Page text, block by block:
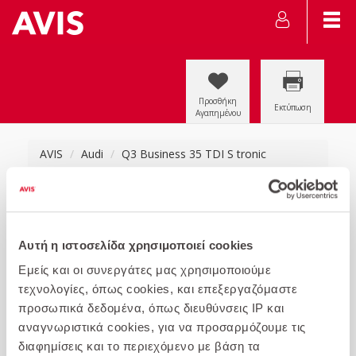
Αυτή η ιστοσελίδα χρησιμοποιεί cookies
Εμείς και οι συνεργάτες μας χρησιμοποιούμε
τεχνολογίες, όπως cookies, και επεξεργαζόμαστε
προσωπικά δεδομένα, όπως διευθύνσεις IP και
αναγνωριστικά cookies, για να προσαρμόζουμε τις
διαφημίσεις και το περιεχόμενο με βάση τα
Προσθήκη
Αγαπημένου
Εκτύπωση
AVIS Audi Q3 Business 35 TDI S tronic